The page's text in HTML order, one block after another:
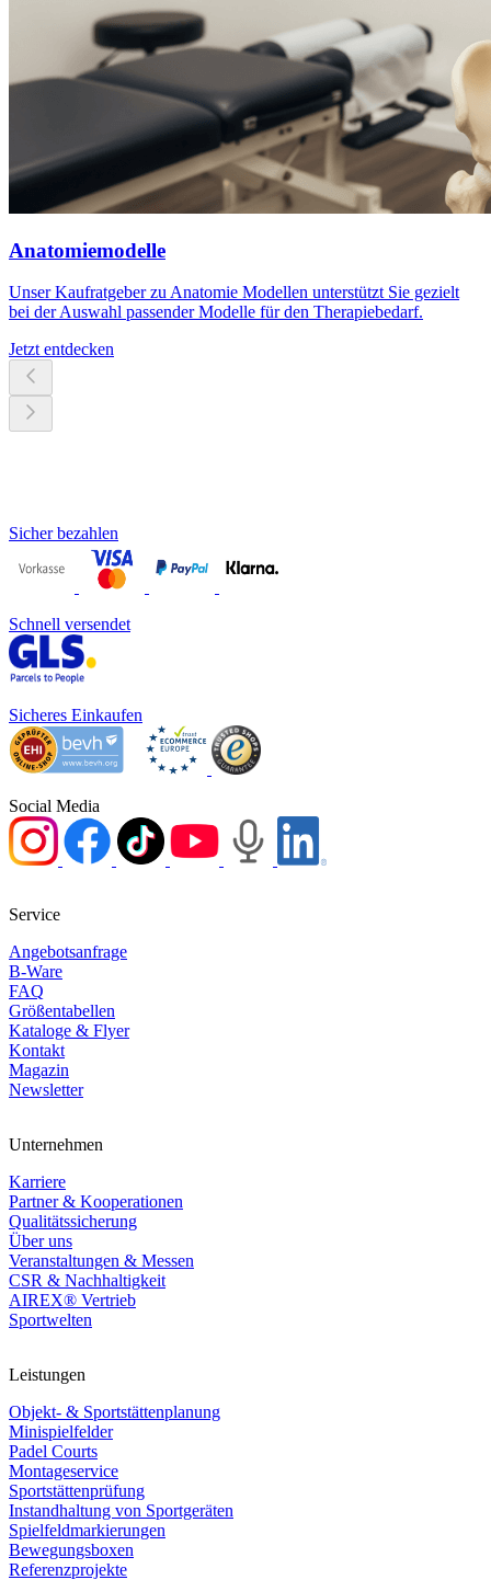
Anatomiemodelle
Unser Kaufratgeber zu Anatomie Modellen unterstützt Sie gezielt
bei der Auswahl passender Modelle für den Therapiebedarf.
Jetzt entdecken
Sicher bezahlen
Schnell versendet
Sicheres Einkaufen
Social Media
Service
Angebotsanfrage
B-Ware
FAQ
Größentabellen
Kataloge & Flyer
Kontakt
Magazin
Newsletter
Unternehmen
Karriere
Partner & Kooperationen
Qualitätssicherung
Über uns
Veranstaltungen & Messen
CSR & Nachhaltigkeit
AIREX® Vertrieb
Sportwelten
Leistungen
Objekt- & Sportstättenplanung
Minispielfelder
Padel Courts
Montageservice
Sportstättenprüfung
Instandhaltung von Sportgeräten
Spielfeldmarkierungen
Bewegungsboxen
Referenzprojekte